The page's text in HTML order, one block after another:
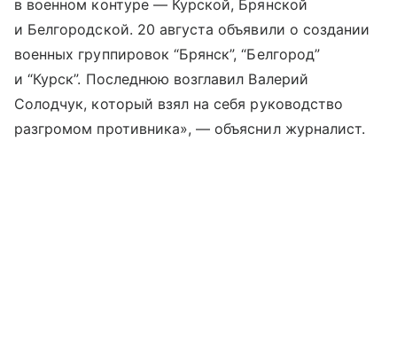
в военном контуре — Курской, Брянской
и Белгородской. 20 августа объявили о создании
военных группировок “Брянск”, “Белгород”
и “Курск”. Последнюю возглавил Валерий
Солодчук, который взял на себя руководство
разгромом противника», — объяснил журналист.